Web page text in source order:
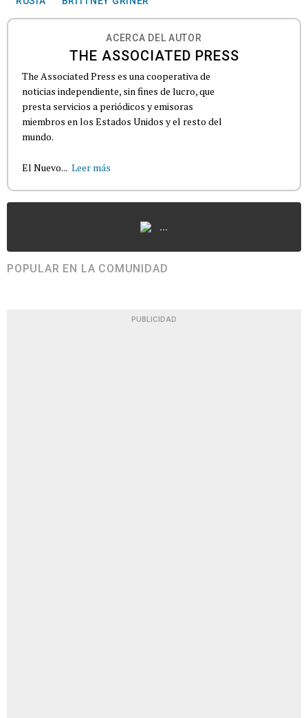
ACERCA DEL AUTOR
THE ASSOCIATED PRESS
The Associated Press es una cooperativa de
noticias independiente, sin fines de lucro, que
presta servicios a periódicos y emisoras
miembros en los Estados Unidos y el resto del
mundo.
El Nuevo... Leer más
...
POPULAR EN LA COMUNIDAD
PUBLICIDAD